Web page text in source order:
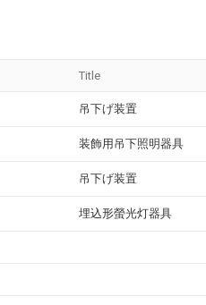
Title
吊下げ装置
装飾用吊下照明器具
吊下げ装置
埋込形螢光灯器具